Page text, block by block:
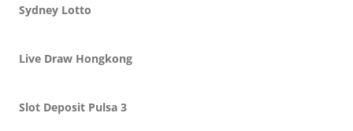
Sydney Lotto
Live Draw Hongkong
Slot Deposit Pulsa 3